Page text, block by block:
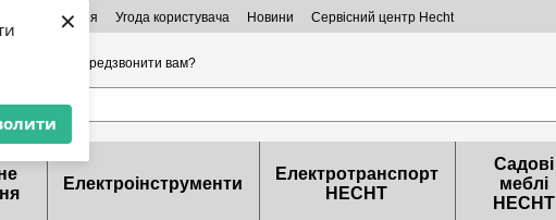
×
інформація Угода користувача Новини Сервісний центр Hecht
Передзвонити вам?
Електроінструменти
Електротранспорт
HECHT
Садові
меблі
HECHT